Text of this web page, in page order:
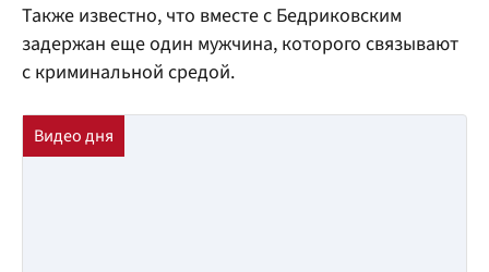
Также известно, что вместе с Бедриковским
задержан еще один мужчина, которого связывают
с криминальной средой.